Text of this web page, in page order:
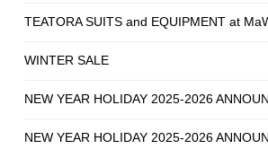
TEATORA SUITS and EQUIPMENT at
WINTER SALE
NEW YEAR HOLIDAY 2025-2026
NEW YEAR HOLIDAY 2025-2026